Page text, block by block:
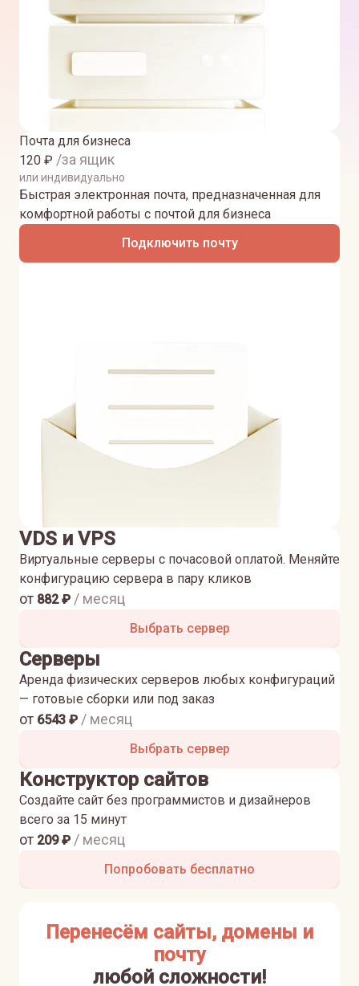
Почта для бизнеса
120 ₽ /за ящик
или индивидуально
Быстрая электронная почта, предназначенная для
комфортной работы с почтой для бизнеса
Подключить почту
VDS и VPS
Виртуальные серверы с почасовой оплатой. Меняйте
конфигурацию сервера в пару кликов
от 882₽ / месяц
Выбрать сервер
Серверы
Аренда физических серверов любых конфигураций
— готовые сборки или под заказ
от 6543 ₽ / месяц
Выбрать сервер
Конструктор сайтов
Создайте сайт без программистов и дизайнеров
всего за 15 минут
от 209₽ / месяц
Попробовать бесплатно
Перенесём сайты, домены и
почту
любой сложности!